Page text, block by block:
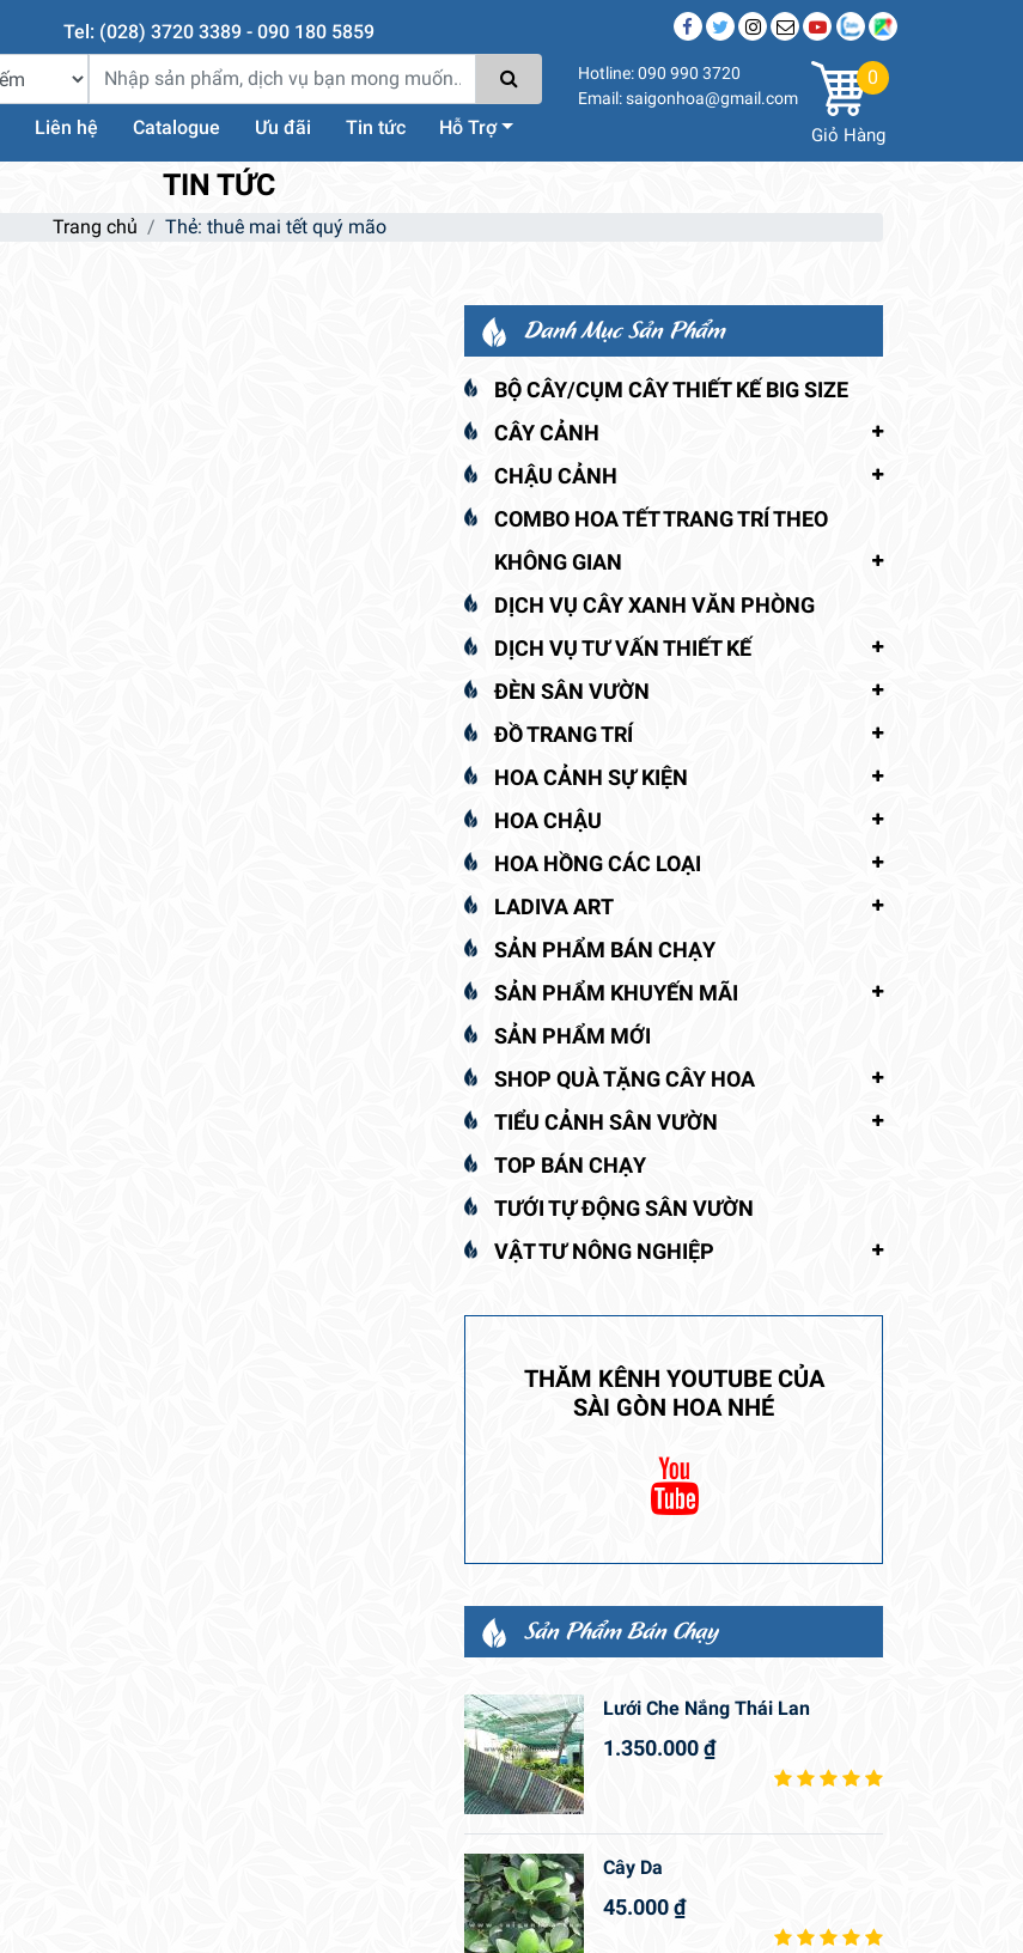
Tel: (028) 3720 3389 - 090 180 5859
Liên hệ Catalogue Ưu đãi Tin tức Hỗ Trợ
Hotline: 090 990 3720
Email: saigonhoa@gmail.com
0
Giỏ Hàng
TIN TỨC
Trang chủ Thẻ: thuê mai tết quý mão
Danh Mục Sản Phẩm
BỘ CÂY/CỤM CÂY THIẾT KẾ BIG SIZE
CÂY CẢNH
CHẬU CẢNH
COMBO HOA TẾT TRANG TRÍ THEO
KHÔNG GIAN
DỊCH VỤ CÂY XANH VĂN PHÒNG
DỊCH VỤ TƯ VẤN THIẾT KẾ
ĐÈN SÂN VƯỜN
ĐỒ TRANG TRÍ
HOA CẢNH SỰ KIỆN
HOA CHẬU
HOA HỒNG CÁC LOẠI
LADIVA ART
SẢN PHẨM BÁN CHẠY
SẢN PHẨM KHUYẾN MÃI
SẢN PHẨM MỚI
SHOP QUÀ TẶNG CÂY HOA
TIỂU CẢNH SÂN VƯỜN
TOP BÁN CHẠY
TƯỚI TỰ ĐỘNG SÂN VƯỜN
VẬT TƯ NÔNG NGHIỆP
THĂM KÊNH YOUTUBE CỦA
SÀI GÒN HOA NHÉ
Sản Phẩm Bán Chạy
Lưới Che Nắng Thái Lan
1.350.000₫
Cây Da
45.000₫